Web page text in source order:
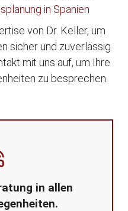
in Spanien
von Dr. Keller, um
sicher und zuverlässig
mit uns auf, um Ihre
zu besprechen.
in allen